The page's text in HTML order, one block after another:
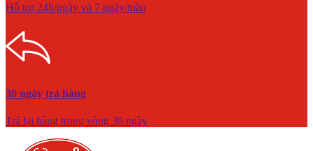
Hỗ trợ 24h/ngày và 7 ngày/tuần
30 ngày trả hàng
Trả lại hàng trong vòng 30 ngày